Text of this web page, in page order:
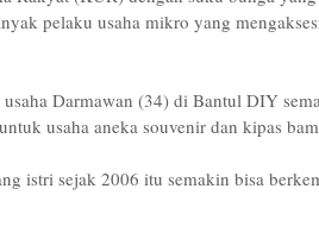
pelaku usaha mikro yang
Darmawan (34) di Bantul DIY
usaha aneka souvenir dan kipas
istri sejak 2006 itu semakin bisa